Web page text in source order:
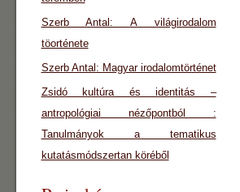
Szerb Antal: A világirodalom
töorténete
Szerb Antal: Magyar irodalomtörténet
Zsidó kultúra és identitás –
antropológiai nézőpontból :
Tanulmányok a tematikus
kutatásmódszertan köréből